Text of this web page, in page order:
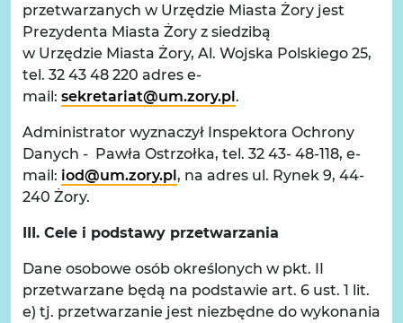
przetwarzanych w Urzędzie Miasta Żory jest
Prezydenta Miasta Żory z siedzibą
w Urzędzie Miasta Żory, Al. Wojska Polskiego 25,
tel. 32 43 48 220 adres e-
mail: sekretariat@um.zory.pl.
Administrator wyznaczył Inspektora Ochrony
Danych - Pawła Ostrzołka, tel. 32 43- 48-118, e-
mail: iod@um.zory.pl, na adres ul. Rynek 9, 44-
240 Żory.
III. Cele i podstawy przetwarzania
Dane osobowe osób określonych w pkt. II
przetwarzane będą na podstawie art. 6 ust. 1 lit.
e) tj. przetwarzanie jest niezbędne do wykonania